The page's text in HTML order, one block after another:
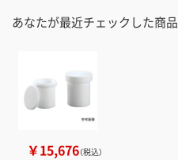
あなたが最近チェックした商品
￥15,676（税込）